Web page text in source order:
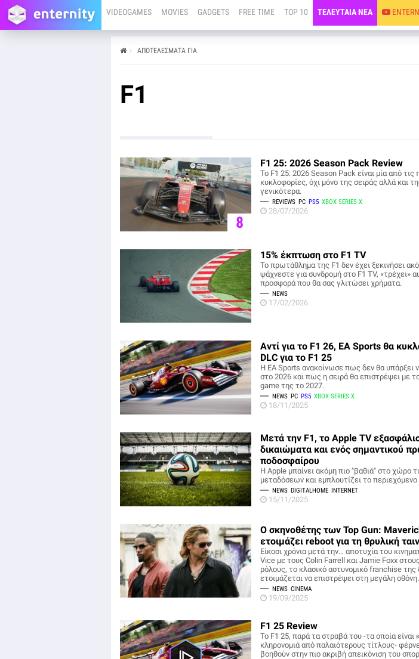
VIDEOGAMES MOVIES GADGETS FREE TIME TOP 10 ΤΕΛΕΥΤΑΙΑ ΝΕΑ
ΑΠΟΤΕΛΕΣΜΑΤΑ ΓΙΑ
F1
8
F1 25: 2026 Season Pack Review
To F1 25: 2026 Season Pack είναι μία από
κυκλοφορίες, όχι μόνο της σειράς αλλά και
γενικότερα.
REVIEWS PC PS5 XBOX SERIES X
28/07/2026
15% έκπτωση στο F1 TV
Το πρωτάθλημα της F1 δεν έχει ξεκινήσει
ψάχνεστε για συνδρομή στο F1 TV, «τρέχει»
προσφορά που θα σας γλιτώσει χρήματα.
NEWS
17/02/2026
Αντί για το F1 26, EA Sports θα
DLC για το F1 25
Η EA Sports ανακοίνωσε πως δεν θα υπάρξει
στο 2026 και πως η σειρά θα επιστρέψει με
game της το 2027.
NEWS PC PS5 XBOX SERIES X
18/11/2025
Μετά την F1, το Apple TV
δικαιώματα και ενός σημαντικού
ποδοσφαίρου
H Apple μπαίνει ακόμη πιο "βαθιά" στο χώρο
μεταδόσεων και εμπλουτίζει το
NEWS DIGITALHOME INTERNET
15/11/2025
Ο σκηνοθέτης των Top Gun:
ετοιμάζει reboot για τη θρυλική
Είκοσι χρόνια μετά την… αποτυχία του
Vice με τους Colin Farrell και Jamie Foxx
ρόλους, το κλασικό αστυνομικό franchise της
ετοιμάζεται να επιστρέψει στη μεγάλη οθόνη.
NEWS CINEMA
19/09/2025
F1 25 Review
Το F1 25, παρά τα στραβά του -τα οποία είναι
κληρονομιά από παλαιότερους τίτλους-
βοηθούν στην πιο ακριβή απεικόνιση του